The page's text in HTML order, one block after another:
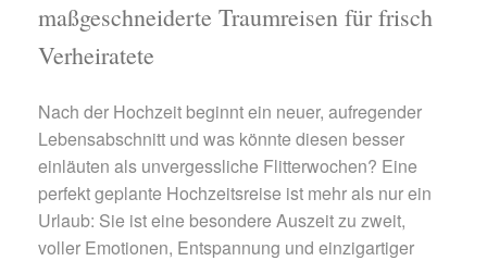
maßgeschneiderte Traumreisen für frisch
Verheiratete
Nach der Hochzeit beginnt ein neuer, aufregender
Lebensabschnitt und was könnte diesen besser
einläuten als unvergessliche Flitterwochen? Eine
perfekt geplante Hochzeitsreise ist mehr als nur ein
Urlaub: Sie ist eine besondere Auszeit zu zweit,
voller Emotionen, Entspannung und einzigartiger